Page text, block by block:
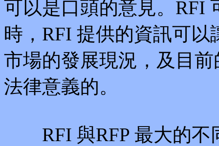
可以是口頭的意見。RFI
時，RFI 提供的資訊可
市場的發展現況，及目
法律意義的。
RFI 與RFP 最大的不